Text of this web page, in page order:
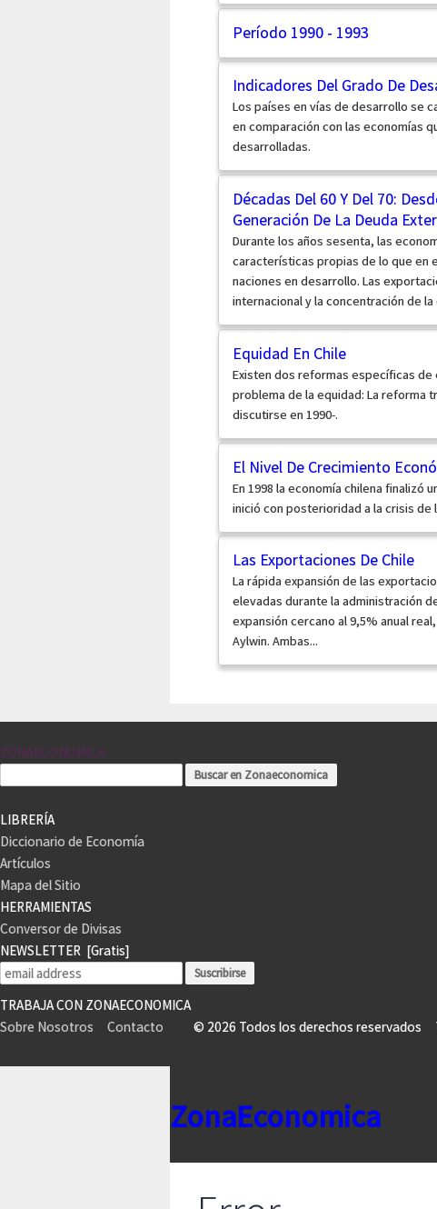
Período 1990 - 1993
Indicadores Del Grado De
Los países en vías de desarrollo se
en comparación con las economías
desarrolladas.
Décadas Del 60 Y Del 70:
Generación De La Deuda
Durante los años sesenta, las
características propias de lo que en
naciones en desarrollo. Las
internacional y la concentración de
Equidad En Chile
Existen dos reformas específicas
problema de la equidad: La reforma
discutirse en 1990-.
El Nivel De Crecimiento
En 1998 la economía chilena finalizó
inició con posterioridad a la crisis
Las Exportaciones De Chile
La rápida expansión de las
elevadas durante la administración
expansión cercano al 9,5% anual
Aylwin. Ambas...
ZONAECONOMICA
LIBRERÍA
Diccionario de Economía
Artículos
Mapa del Sitio
HERRAMIENTAS
Conversor de Divisas
NEWSLETTER [Gratis]
TRABAJA CON ZONAECONOMICA
Sobre Nosotros
Contacto © 2026 Todos los derechos reservados
ZonaEconomica